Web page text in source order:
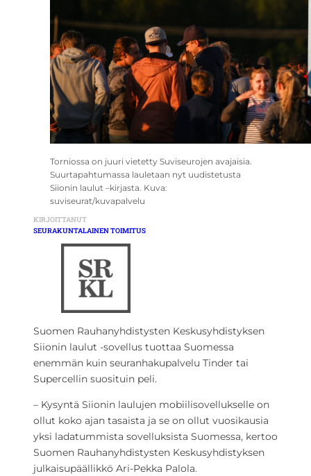
Torniossa on juuri vietetty Suviseurojen avajaisia.
Suurtapahtumassa lauletaan nyt uudistetusta
Siionin laulut –kirjasta. Kuva:
suviseurat/kuvapalvelu
KIRJOITTANUT
SEURAKUNTALAINEN TOIMITUS
Suomen Rauhanyhdistysten Keskusyhdistyksen
Siionin laulut -sovellus tuottaa Suomessa
enemmän kuin seuranhakupalvelu Tinder tai
Supercellin suosituin peli.
– Kysyntä Siionin laulujen mobiilisovellukselle on
ollut koko ajan tasaista ja se on ollut vuosikausia
yksi ladatummista sovelluksista Suomessa, kertoo
Suomen Rauhanyhdistysten Keskusyhdistyksen
julkaisupäällikkö Ari-Pekka Palola.